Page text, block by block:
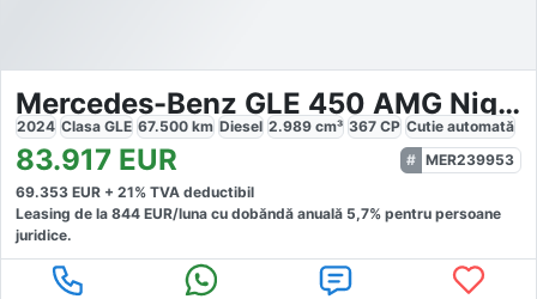
Mercedes-Benz GLE 450 AMG Night Distronic Pano
2024 Clasa GLE 67.500 km Diesel 2.989 cm³ 367 CP Cutie automată
83.917 EUR
MER239953
69.353 EUR + 21% TVA deductibil
Leasing de la 844 EUR/luna cu dobăndă anuală 5,7% pentru persoane
juridice.